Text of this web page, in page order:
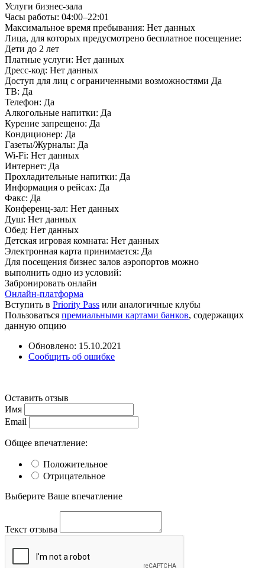
Услуги бизнес-зала
Часы работы: 04:00–22:01
Максимальное время пребывания: Нет данных
Лица, для которых предусмотрено бесплатное посещение:
Дети до 2 лет
Платные услуги: Нет данных
Дресс-код: Нет данных
Доступ для лиц с ограниченными возможностями Да
ТВ: Да
Телефон: Да
Алкогольные напитки: Да
Курение запрещено: Да
Кондиционер: Да
Газеты/Журналы: Да
Wi-Fi: Нет данных
Интернет: Да
Прохладительные напитки: Да
Информация о рейсах: Да
Факс: Да
Конференц-зал: Нет данных
Душ: Нет данных
Обед: Нет данных
Детская игровая комната: Нет данных
Электронная карта принимается: Да
Для посещения бизнес залов аэропортов можно
выполнить одно из условий:
Забронировать онлайн
Онлайн-платформа
Вступить в Priority Pass или аналогичные клубы
Пользоваться премиальными картами банков, содержащих
данную опцию
Обновлено: 15.10.2021
Сообщить об ошибке
Оставить отзыв
Имя
Email
Общее впечатление:
Положительное
Отрицательное
Выберите Ваше впечатление
Текст отзыва